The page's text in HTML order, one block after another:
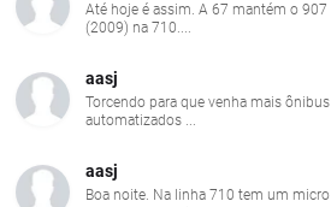
Até hoje é assim. A 67 mantém o 907
(2009) na 710....
aasj
Torcendo para que venha mais ônibus
automatizados ...
aasj
Boa noite. Na linha 710 tem um micro